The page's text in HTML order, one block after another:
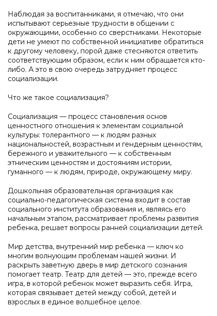
Наблюдая за воспитанниками, я отмечаю, что они
испытывают серьезные трудности в общении с
окружающими, особенно со сверстниками. Некоторые
дети не умеют по собственной инициативе обратиться
к другому человеку, порой даже стесняются ответить
соответствующим образом, если к ним обращается кто-
либо. А это в свою очередь затрудняет процесс
социализации.
Что же такое социализация?
Социализация — процесс становления основ
ценностного отношения к элементам социальной
культуры: толерантного — к людям разных
национальностей, возрастным и гендерным ценностям,
бережного и уважительного — к собственным
этническим ценностям и достояниям истории,
гуманного — к людям, природе, окружающему миру.
Дошкольная образовательная организация как
социально-педагогическая система входит в состав
социального института образования и, являясь его
начальным этапом, рассматривает проблемы развития
ребенка, решает вопросы ранней социализации детей.
Мир детства, внутренний мир ребенка — ключ ко
многим волнующим проблемам нашей жизни. И
раскрыть заветную дверь в мир детского сознания
помогает театр. Театр для детей — это, прежде всего
игра, в которой ребенок может выразить себя. Игра,
которая связывает детей между собой, детей и
взрослых в единое волшебное целое.